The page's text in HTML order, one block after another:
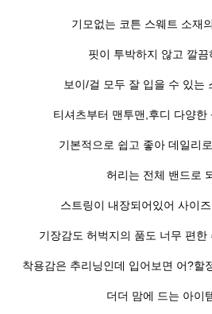
기모없는 코튼 스웨트 소재
핏이 투박하지 않고 깔끔
보이/걸 모두 잘 입을 수 있는
티셔츠부터 맨투맨,후디 다양한
기본적으로 쉽고 좋아 데일리
허리는 전체 밴드로
스트링이 내장되어있어 사이
기장감도 허벅지의 품도 너무 편한
착용감은 추리닝인데 입어보면 어?할
더더 맘에 드는 아이